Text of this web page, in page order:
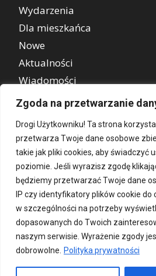
Zgoda na przetwarzanie
Drogi Użytkowniku! Ta strona
przetwarza Twoje dane osobowe
takie jak pliki cookies, aby świadczyć
poziomie. Jeśli wyrazisz zgodę
będziemy przetwarzać Twoje dane
IP czy identyfikatory plików cookie
w szczególności na potrzeby
dopasowanych do Twoich
naszym serwisie. Wyrażenie zgody
dobrowolne.
Polityka prywatności
Wydarzenia
Dla mieszkańca
Nowe
Aktualności
Wiadomości
REKLAMA
Kontakt O nas Patronat medialny